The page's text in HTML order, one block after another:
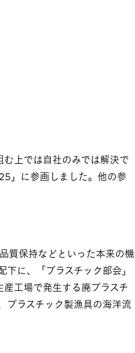
上では自社のみでは解決で
」に参画しました。他の参
質保持などといった本来の機
に、「プラスチック部会」
工場で発生する廃プラスチ
プラスチック製漁具の海洋流